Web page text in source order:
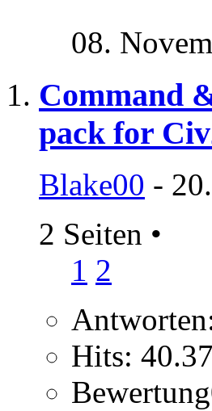
08.
Command
pack for
Blake00 -
2 Seiten •
1 2
Hits: